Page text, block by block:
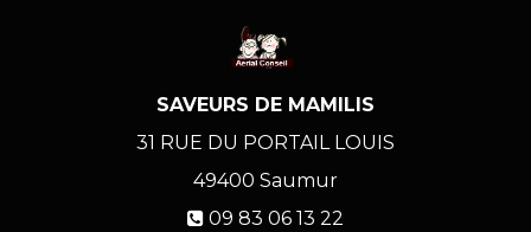
SAVEURS DE MAMILIS
31 RUE DU PORTAIL LOUIS
49400 Saumur
09 83 06 13 22